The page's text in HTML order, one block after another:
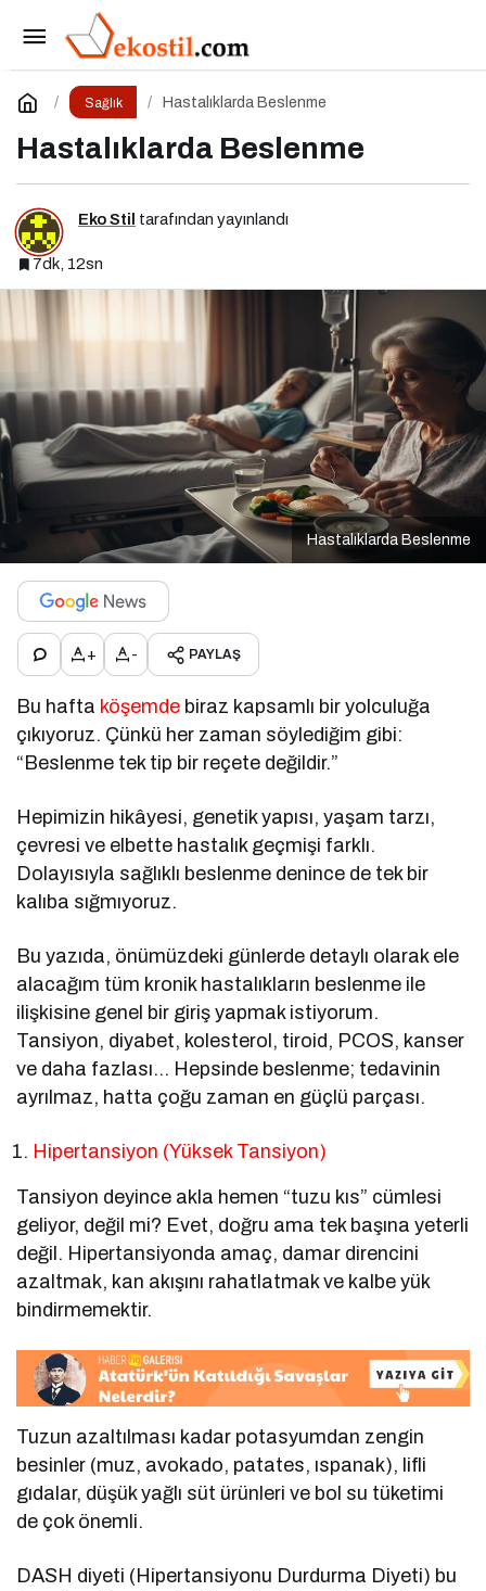
Sağlık Hastalıklarda Beslenme
Hastalıklarda Beslenme
Eko Stil tarafından yayınlandı
7dk, 12sn
Hastalıklarda Beslenme
+ - PAYLAŞ
Bu hafta köşemde biraz kapsamlı bir yolculuğa
çıkıyoruz. Çünkü her zaman söylediğim gibi:
“Beslenme tek tip bir reçete değildir.”
Hepimizin hikâyesi, genetik yapısı, yaşam tarzı,
çevresi ve elbette hastalık geçmişi farklı.
Dolayısıyla sağlıklı beslenme denince de tek bir
kalıba sığmıyoruz.
Bu yazıda, önümüzdeki günlerde detaylı olarak ele
alacağım tüm kronik hastalıkların beslenme ile
ilişkisine genel bir giriş yapmak istiyorum.
Tansiyon, diyabet, kolesterol, tiroid, PCOS, kanser
ve daha fazlası… Hepsinde beslenme; tedavinin
ayrılmaz, hatta çoğu zaman en güçlü parçası.
Hipertansiyon (Yüksek Tansiyon)
Tansiyon deyince akla hemen “tuzu kıs” cümlesi
geliyor, değil mi? Evet, doğru ama tek başına yeterli
değil. Hipertansiyonda amaç, damar direncini
azaltmak, kan akışını rahatlatmak ve kalbe yük
bindirmemektir.
Tuzun azaltılması kadar potasyumdan zengin
besinler (muz, avokado, patates, ıspanak), lifli
gıdalar, düşük yağlı süt ürünleri ve bol su tüketimi
de çok önemli.
DASH diyeti (Hipertansiyonu Durdurma Diyeti) bu
Besin Sinerjisi: Doğru Kombinasyonlarla
Besinlerin Gücünü Artırın
Yorum Yap